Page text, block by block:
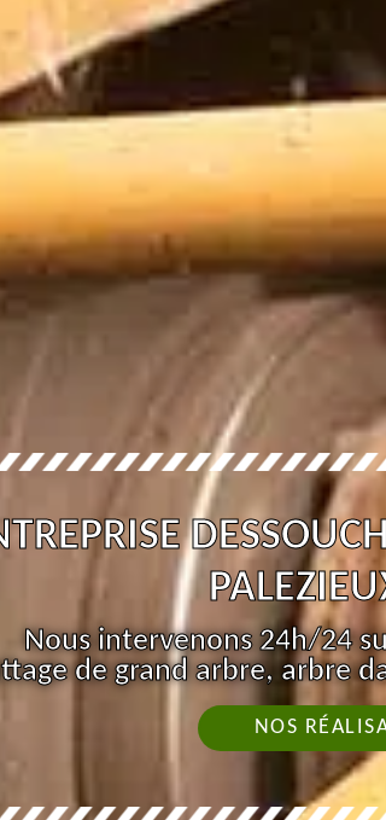
Nous intervenons 24h/24
de grand arbre, arbre
NOS